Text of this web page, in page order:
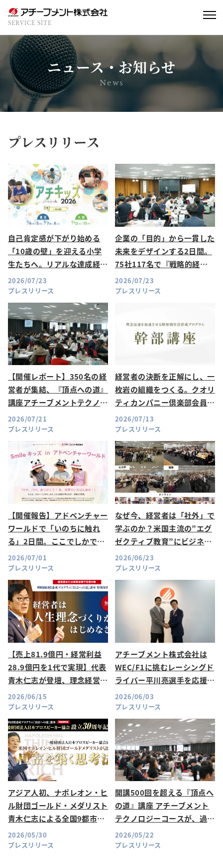
SERVICE SITE
ニュース・お知らせ
News
プレスリリース
自己肯定感が下がり始める
「10歳の壁」を迎える小学
生たちへ。リアルな達成経験
で『一生折れない自信』を育
む体験学習プログラム「アチ
キッズ」今夏開催
プレスリリース
2026/07/23
企業の「目的」から一貫した
未来をデザインする2日間。
75社117名で『戦略的経営
計画セミナー13期』が開催
プレスリリース
2026/07/23
【開催レポート】350名の経
営者が集結、『頂点への道』
講座アチーブメントテクノロ
ジーコース特別講座 第79期
を開催
プレスリリース
2026/07/21
経営者の決断を正解にし、一
枚岩の組織をつくる。クオリ
ティカンパニー倶楽部会員限
定「幹部講座～組織をまとめ
る～」開催レポート
プレスリリース
2026/07/13
【開催報告】アドベンチャー
ワールドで「いのちに触れ
る」2日間。ここでしかでき
ない体験が、子どもたちの豊
かな心を育む。
プレスリリース
2026/07/01
なぜ今、経営者は「社外」で
学ぶのか？米国主流の”エグ
ゼクティブ教育”にビジネス
リーダー1,134名が集結した
理由
プレスリリース
2026/06/23
【売上81.9億円・経常利益
28.9億円を1代で実現】代表
青木仁志が登壇、理念経営の
秘訣をお伝えする特別無料説
明会を6月15日(月)にオンラ
イン開催
プレスリリース
2026/06/15
アチーブメント株式会社は
WEC/F1に挑むレーシングド
ライバー平川亮選手を応援し
ています
プレスリリース
2026/06/03
アジア人初、ナポレオン・ヒ
ル財団ゴールド・メダリスト
青木仁志による全国9都市・
特別講演会を開催いたしま
す！
プレスリリース
2026/05/30
開講500回を超える『頂点へ
の道』講座 アチーブメント
テクノロジーコースが、過去
最多498名で新設グランドホ
ールにて初開催
プレスリリース
2026/05/22